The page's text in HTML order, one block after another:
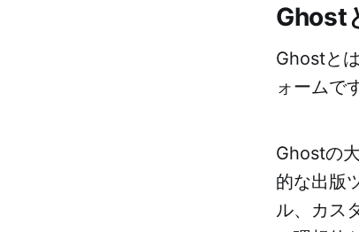
Ghost
Ghostと
ォームで
Ghostの
的な出版
ル、カス